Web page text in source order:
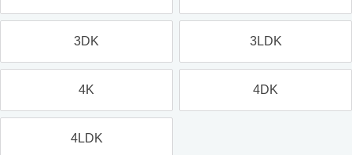
3DK 3LDK
4K 4DK
4LDK